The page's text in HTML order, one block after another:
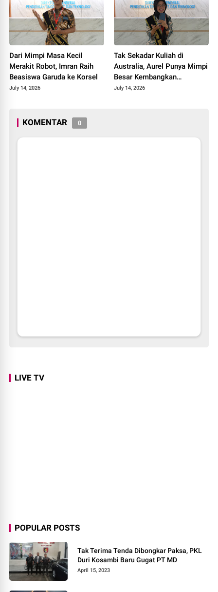
Dari Mimpi Masa Kecil
Merakit Robot, Imran Raih
Beasiswa Garuda ke Korsel
July 14, 2026
Tak Sekadar Kuliah di
Australia, Aurel Punya Mimpi
Besar Kembangkan
Pengobatan Kanker untuk
July 14, 2026
KOMENTAR 0
LIVE TV
POPULAR POSTS
Tak Terima Tenda Dibongkar Paksa, PKL
Duri Kosambi Baru Gugat PT MD
April 15, 2023